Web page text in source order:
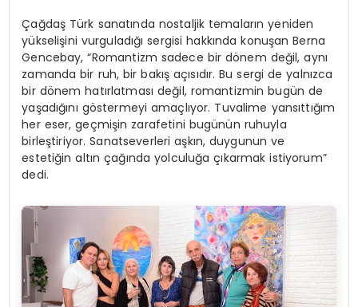
Çağdaş Türk sanatında nostaljik temaların yeniden
yükselişini vurguladığı sergisi hakkında konuşan Berna
Gencebay, “Romantizm sadece bir dönem değil, aynı
zamanda bir ruh, bir bakış açısıdır. Bu sergi de yalnızca
bir dönem hatırlatması değil, romantizmin bugün de
yaşadığını göstermeyi amaçlıyor. Tuvalime yansıttığım
her eser, geçmişin zarafetini bugünün ruhuyla
birleştiriyor. Sanatseverleri aşkın, duygunun ve
estetiğin altın çağında yolculuğa çıkarmak istiyorum”
dedi.